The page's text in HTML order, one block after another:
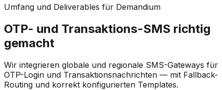
Umfang und Deliverables für Demandium
OTP- und Transaktions-SMS richtig
gemacht
Wir integrieren globale und regionale SMS-Gateways für
OTP-Login und Transaktionsnachrichten — mit Fallback-
Routing und korrekt konfigurierten Templates.